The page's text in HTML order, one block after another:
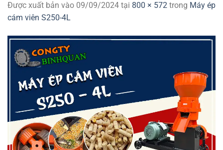
Được xuất bản vào 09/09/2024 tại 800 × 572 trong Máy ép
cám viên S250-4L